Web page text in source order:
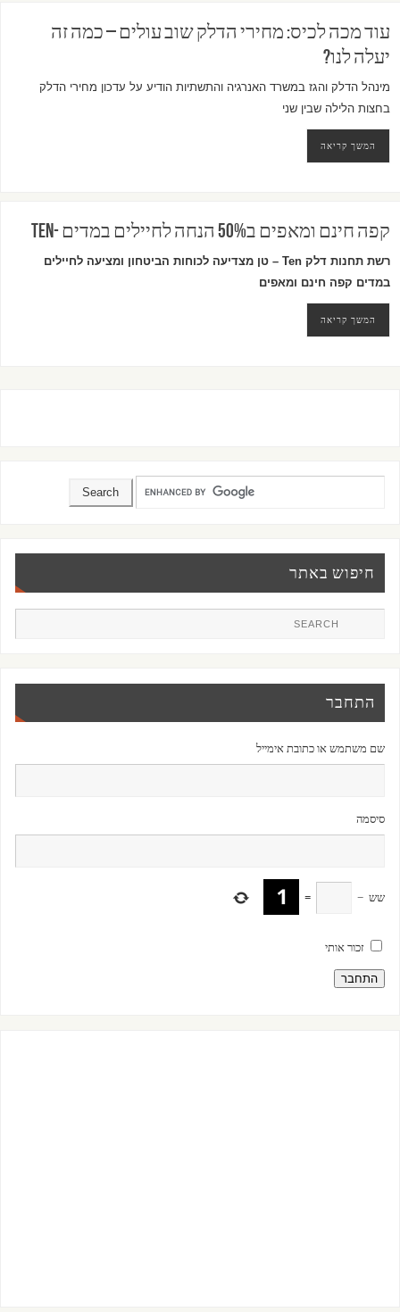
עוד מכה לכיס: מחירי הדלק שוב עולים – כמה זה
יעלה לנו?
מינהל הדלק והגז במשרד האנרגיה והתשתיות הודיע על עדכון מחירי הדלק
בחצות הלילה שבין שני
המשך קריאה
קפה חינם ומאפים ב50% הנחה לחיילים במדים -TEN
רשת תחנות דלק Ten – טן מצדיעה לכוחות הביטחון ומציעה לחיילים
במדים קפה חינם ומאפים
המשך קריאה
חיפוש באתר
התחבר
שם משתמש או כתובת אימייל
סיסמה
שש −
=
זכור אותי
התחבר